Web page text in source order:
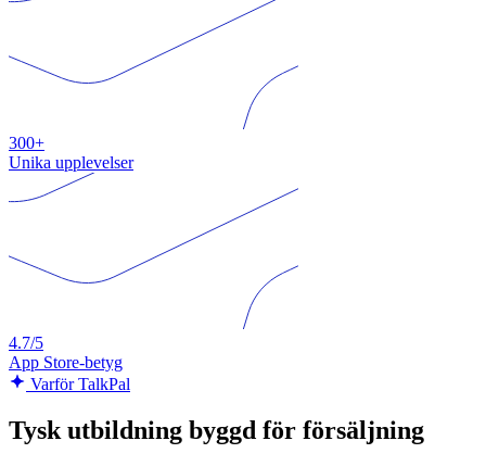
300+
Unika upplevelser
4.7/5
App Store-betyg
Varför TalkPal
Tysk utbildning byggd för försäljning